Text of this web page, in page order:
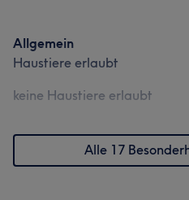
Allgemein
Haustiere erlaubt
keine Haustiere erlaubt
Alle 17